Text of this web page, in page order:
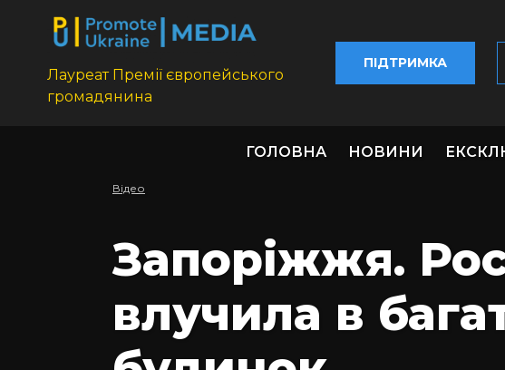
Лауреат Премії європейського
громадянина
ПІДТРИМКА
ГОЛОВНА НОВИНИ
Відео
Запоріжжя.
влучила в